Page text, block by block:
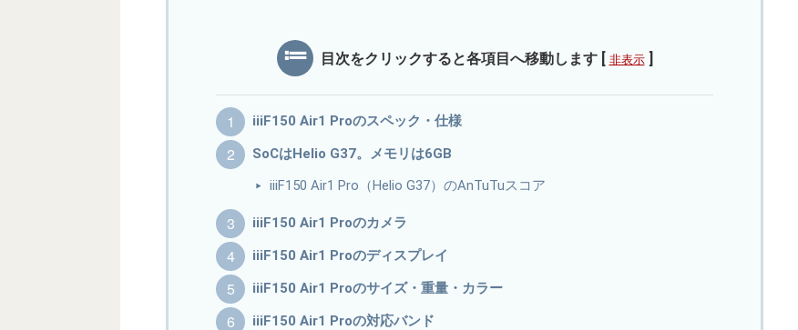
目次をクリックすると各項目へ移動します [ 非表示 ]
iiiF150 Air1 Proのスペック・仕様
SoCはHelio G37。メモリは6GB
iiiF150 Air1 Pro（Helio G37）のAnTuTuスコア
iiiF150 Air1 Proのカメラ
iiiF150 Air1 Proのディスプレイ
iiiF150 Air1 Proのサイズ・重量・カラー
iiiF150 Air1 Proの対応バンド